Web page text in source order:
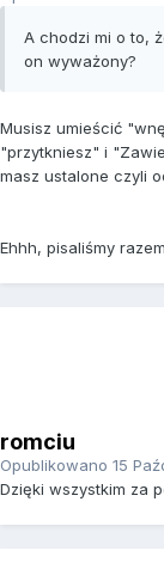
A chodzi mi o to,
on wyważony?
Musisz umieścić
"przytkniesz" i
masz ustalone czyli
Ehhh, pisaliśmy
romciu
Opublikowano 15
Dzięki wszystkim za